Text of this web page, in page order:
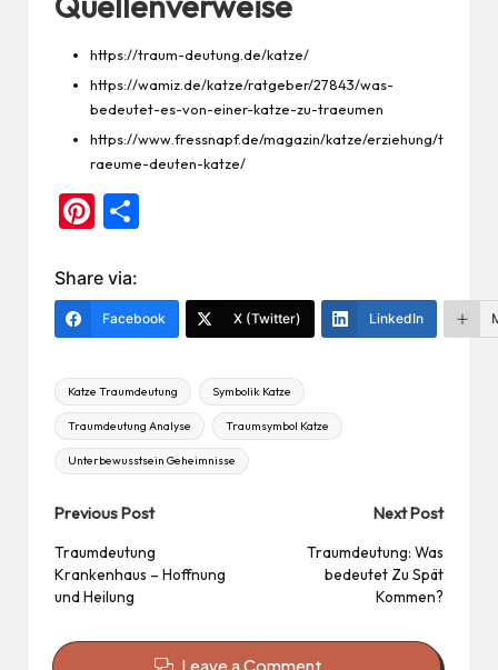
https://traum-deutung.de/katze/
https://wamiz.de/katze/ratgeber/27843/was-
bedeutet-es-von-einer-katze-zu-traeumen
https://www.fressnapf.de/magazin/katze/erziehung/t
raeume-deuten-katze/
Pi
er
es
t
Share via:
Facebook X (Twitter) LinkedIn
Tags:
Katze Traumdeutung Symbolik Katze
Traumdeutung Analyse Traumsymbol Katze
Unterbewusstsein Geheimnisse
Post
navigation
Previous Post
Traumdeutung
Krankenhaus – Hoffnung
und Heilung
Next Post
Traumdeutung: Was
bedeutet Zu Spät
Kommen?
Leave a Comment